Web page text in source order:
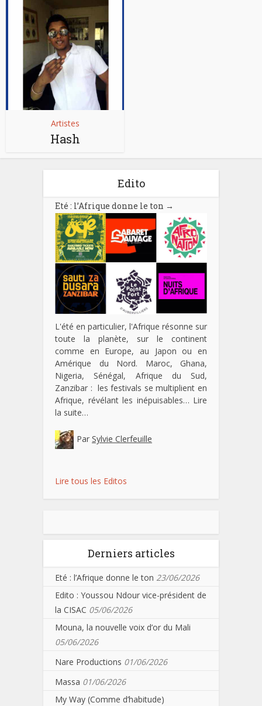
Artistes
Hash
Edito
Eté : l’Afrique donne le ton →
L'été en particulier, l'Afrique résonne sur
toute la planète, sur le continent
comme en Europe, au Japon ou en
Amérique du Nord. Maroc, Ghana,
Nigeria, Sénégal, Afrique du Sud,
Zanzibar : les festivals se multiplient en
Afrique, révélant les inépuisables… Lire
la suite…
Par Sylvie Clerfeuille
Lire tous les Editos
Derniers articles
Eté : l’Afrique donne le ton 23/06/2026
Edito : Youssou Ndour vice-président de
la CISAC 05/06/2026
Mouna, la nouvelle voix d’or du Mali
05/06/2026
Nare Productions 01/06/2026
Massa 01/06/2026
My Way (Comme d’habitude)